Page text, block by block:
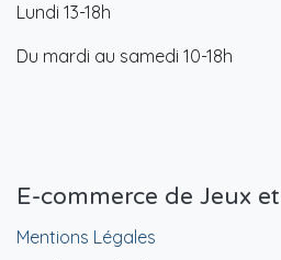
Lundi 13-18h
Du mardi au samedi 10-18h
E-commerce de Jeux
Mentions Légales